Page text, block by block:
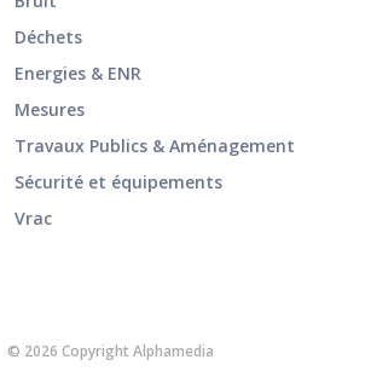
Déchets
Energies & ENR
Mesures
Travaux Publics & Aménagement
Sécurité et équipements
Vrac
© 2026 Copyright Alphamedia